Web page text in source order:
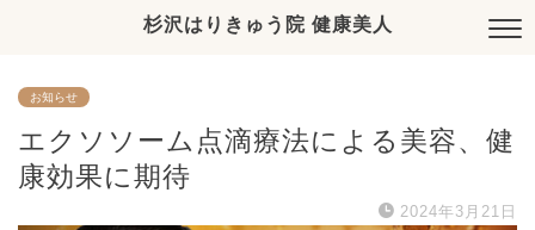
杉沢はりきゅう院 健康美人
お知らせ
エクソソーム点滴療法による美容、健
康効果に期待
2024年3月21日